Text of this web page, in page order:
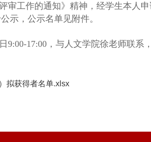
审工作的通知》 精神 ，经学生本人
示，公示名单见附件。
9:00-17:00，与人文学院徐老师联系
拟获得者名单.xlsx